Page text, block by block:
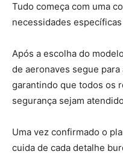
Tudo começa com uma
necessidades
Após a escolha do
de aeronaves segue
garantindo que todos os
segurança sejam
Uma vez confirmado o
cuida de cada detalhe